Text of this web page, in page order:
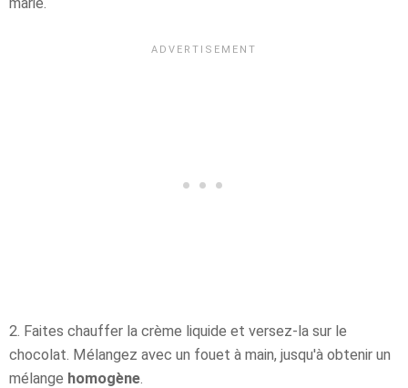
2. Faites chauffer la crème liquide et versez-la sur le
chocolat. Mélangez avec un fouet à main, jusqu'à obtenir un
mélange homogène.